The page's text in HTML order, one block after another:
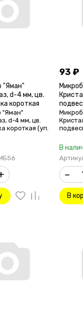
"Яман"
d-4 мм, цв.
короткая
"Яман"
d-4 мм, цв.
короткая (уп.
93 ₽
шт.)
В
–
В